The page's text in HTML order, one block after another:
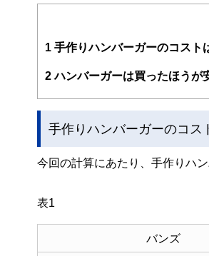
案から記事掲載まですべての
FinancialFieldの特徴は、フ
ー、公認会計士、社会保険
と、読み応えのあるコンテン
私たちは、快適でより良い
1 手作りハンバーガーのコスト
2 ハンバーガーは買ったほうが
手作りハンバーガーのコス
今回の計算にあたり、手作りハ
表1
バンズ